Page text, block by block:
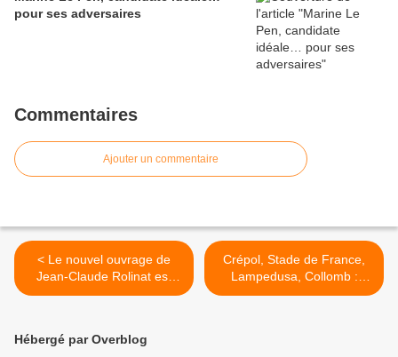
pour ses adversaires
Commentaires
Ajouter un commentaire
< Le nouvel ouvrage de
Jean-Claude Rolinat est
sorti !
Crépol, Stade de France,
Lampedusa, Collomb :
l’empire du mensonge >
Hébergé par Overblog